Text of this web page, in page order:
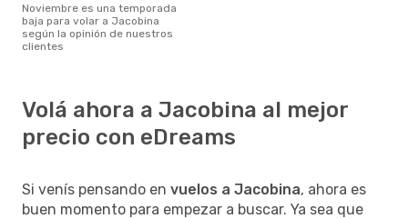
noviembre es una temporada
baja para volar a Jacobina
según la opinión de nuestros
clientes
Volá ahora a Jacobina al mejor
precio con eDreams
Si venís pensando en vuelos a Jacobina, ahora es
buen momento para empezar a buscar. Ya sea que